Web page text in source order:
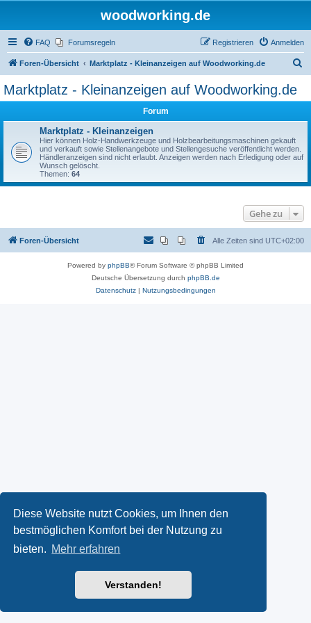
Diese Website nutzt Cookies, um Ihnen den
bestmöglichen Komfort bei der Nutzung zu
bieten. Mehr erfahren
Verstanden!
woodworking.de
FAQ Forumsregeln Anmelden
Registrieren
Foren-Übersicht Marktplatz - Kleinanzeigen auf Woodworking.de
Marktplatz - Kleinanzeigen auf Woodworking.de
Forum
Marktplatz - Kleinanzeigen
Hier können Holz-Handwerkzeuge und Holzbearbeitungsmaschinen gekauft
und verkauft sowie Stellenangebote und Stellengesuche veröffentlicht werden.
Händleranzeigen sind nicht erlaubt. Anzeigen werden nach Erledigung oder auf
Wunsch gelöscht.
Themen: 64
Gehe zu
Foren-Übersicht Alle Zeiten sind UTC+02:00
Powered by phpBB® Forum Software © phpBB Limited
Deutsche Übersetzung durch phpBB.de
Datenschutz| Nutzungsbedingungen